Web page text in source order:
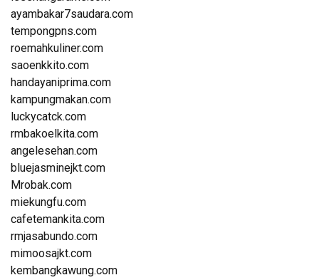
ayambakar7saudara.com
tempongpns.com
roemahkuliner.com
saoenkkito.com
handayaniprima.com
kampungmakan.com
luckycatck.com
rmbakoelkita.com
angelesehan.com
bluejasminejkt.com
Mrobak.com
miekungfu.com
cafetemankita.com
rmjasabundo.com
mimoosajkt.com
kembangkawung.com